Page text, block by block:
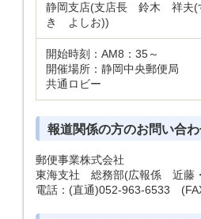
静岡支店(支店長 鈴木 祥夫(
き よしお))
開始時刻：AM8：35～
開催場所：静岡中央郵便局
共通ロビー
報道関係の方のお問い合
郵便事業株式会社
東海支社 総務部(広報係 近藤
電話：(直通)052-963-6533